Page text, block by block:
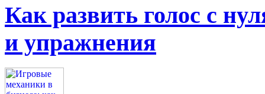
Как развить голос с
и упражнения